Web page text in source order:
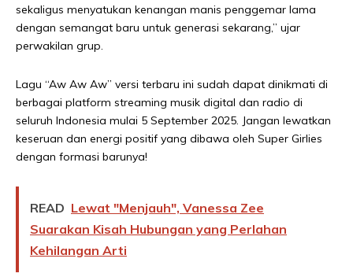
sekaligus menyatukan kenangan manis penggemar lama
dengan semangat baru untuk generasi sekarang,” ujar
perwakilan grup.
Lagu “Aw Aw Aw” versi terbaru ini sudah dapat dinikmati di
berbagai platform streaming musik digital dan radio di
seluruh Indonesia mulai 5 September 2025. Jangan lewatkan
keseruan dan energi positif yang dibawa oleh Super Girlies
dengan formasi barunya!
READ Lewat "Menjauh", Vanessa Zee
Suarakan Kisah Hubungan yang Perlahan
Kehilangan Arti